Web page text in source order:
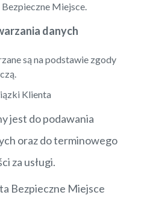
Bezpieczne Miejsce.
danych
są na podstawie zgody
Klienta
jest do podawania
oraz do terminowego
za usługi.
Bezpieczne Miejsce